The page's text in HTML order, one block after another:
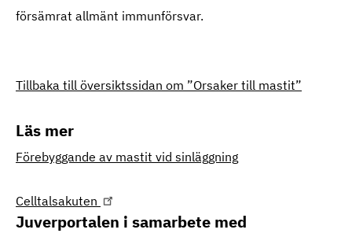
försämrat allmänt immunförsvar.
Tillbaka till översiktssidan om ”Orsaker till mastit”
Läs mer
Förebyggande av mastit vid sinläggning
Celltalsakuten
Juverportalen i samarbete med